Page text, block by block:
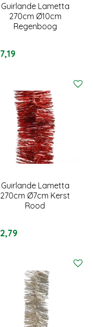
Guirlande Lametta
270cm Ø10cm
Regenboog
7,19
Guirlande Lametta
270cm Ø7cm Kerst
Rood
2,79